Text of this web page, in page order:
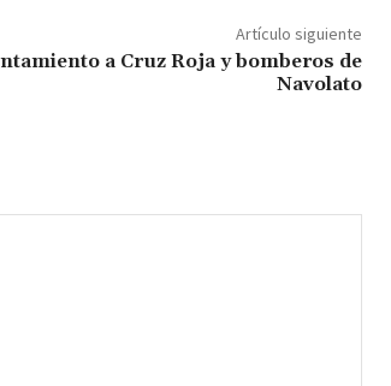
Artículo siguiente
a Cruz Roja y bomberos de
Navolato